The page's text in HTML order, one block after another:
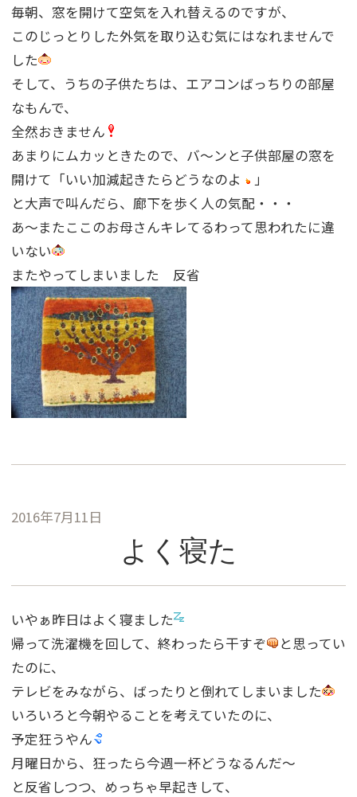
毎朝、窓を開けて空気を入れ替えるのですが、
このじっとりした外気を取り込む気にはなれませんで
した
そして、うちの子供たちは、エアコンばっちりの部屋
なもんで、
全然おきません
あまりにムカッときたので、バ〜ンと子供部屋の窓を
開けて「いい加減起きたらどうなのよ
」
と大声で叫んだら、廊下を歩く人の気配・・・
あ〜またここのお母さんキレてるわって思われたに違
いない
またやってしまいました 反省
2016年7月11日
よく寝た
いやぁ昨日はよく寝ました
帰って洗濯機を回して、終わったら干すぞ
と思ってい
たのに、
テレビをみながら、ばったりと倒れてしまいました
いろいろと今朝やることを考えていたのに、
予定狂うやん
月曜日から、狂ったら今週一杯どうなるんだ〜
と反省しつつ、めっちゃ早起きして、